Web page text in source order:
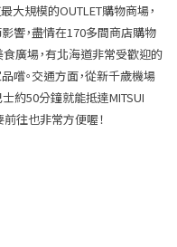
大規模的OUTLET購物商場，
響，盡情在170多間商店購物
廣場，有北海道非常受歡迎的
嚐。交通方面，從新千歲機場
約50分鐘就能抵達MITSUI
往也非常方便喔！